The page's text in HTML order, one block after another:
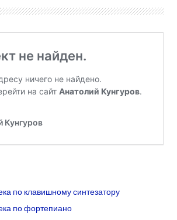
по клавишному синтезатору
по фортепиано